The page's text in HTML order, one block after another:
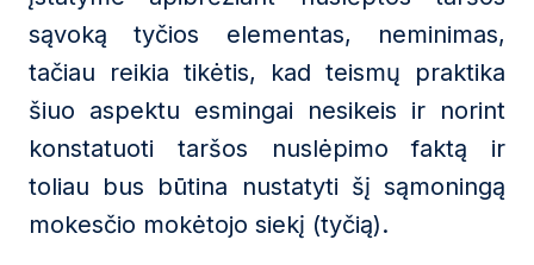
sąvoką tyčios elementas, neminimas,
tačiau reikia tikėtis, kad teismų praktika
šiuo aspektu esmingai nesikeis ir norint
konstatuoti taršos nuslėpimo faktą ir
toliau bus būtina nustatyti šį sąmoningą
mokesčio mokėtojo siekį (tyčią).